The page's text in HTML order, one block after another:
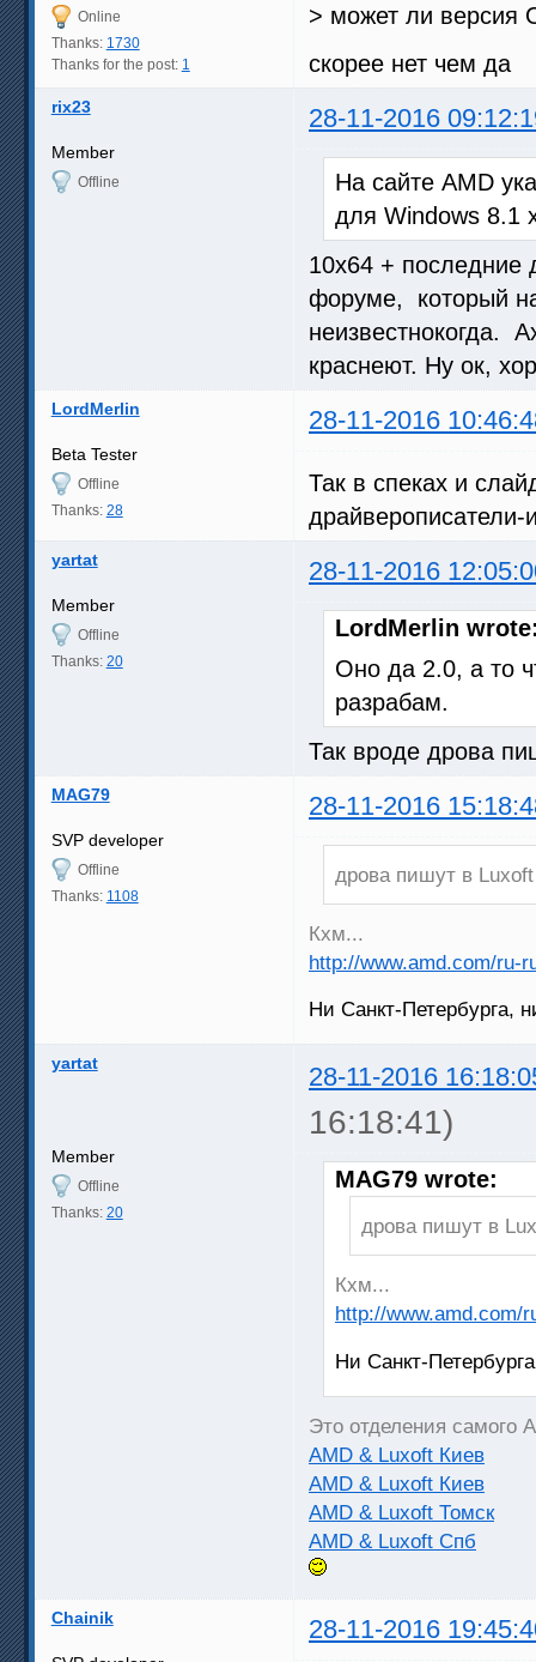
Online
Thanks: 1730
Thanks for the post: 1
> может ли версия
скорее нет чем да
rix23 28-11-2016
Member
Offline
На сайте AMD
для Windows 8.1
10x64 +
форуме, который
неизвестнокогда.
краснеют. Ну ок,
LordMerlin 28-11-2016
Beta Tester
Offline
Thanks: 28
Так в спеках и
драйверописатели-
yartat 28-11-2016
Member
Offline
Thanks: 20
LordMerlin
Оно да 2.0, а то
разрабам.
Так вроде дрова
MAG79 28-11-2016
SVP developer
Offline
Thanks: 1108
дрова пишут в
Кхм...
http://www.amd.com/ru-
Ни Санкт-Петербурга,
yartat 28-11-2016
16:18:41)
Member
Offline
Thanks: 20
MAG79 wrote:
дрова пишут в
Кхм...
http://www.amd.com/
Ни Санкт-
Это отделения самого
AMD & Luxoft Киев
AMD & Luxoft Киев
AMD & Luxoft Томск
AMD & Luxoft Спб
Chainik 28-11-2016